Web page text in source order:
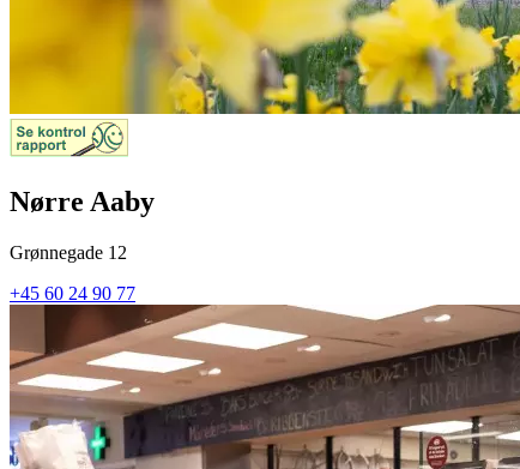
Nørre Aaby
Grønnegade 12
+45 60 24 90 77